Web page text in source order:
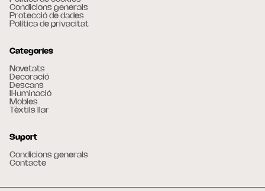
Condicions generals
Protecció de dades
Política de privacitat
Categories
Novetats
Decoració
Descans
Il·luminació
Mobles
Tèxtils llar
Suport
Condicions generals
Contacte